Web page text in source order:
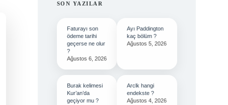
SIDEBAR
SON YAZILAR
Faturayı son
ödeme tarihi
geçerse ne olur
?
Ağustos 6, 2026
Ayı Paddington
kaç bölüm ?
Ağustos 5, 2026
Burak kelimesi
Kur’an’da
geçiyor mu ?
Arclk hangi
endekste ?
Ağustos 4, 2026